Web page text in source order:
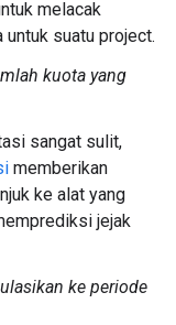
melacak
untuk suatu project.
kuota yang
sangat sulit,
memberikan
ke alat yang
jejak
ke periode